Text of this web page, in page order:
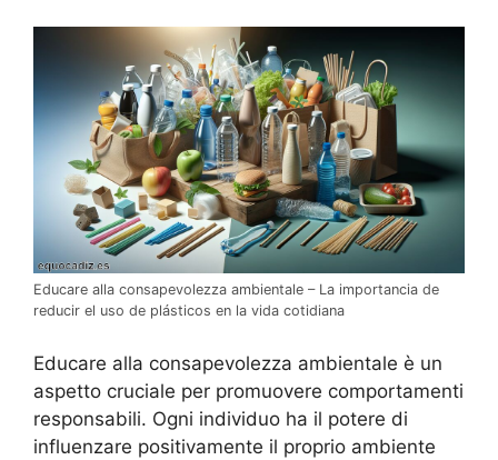
Educare alla consapevolezza ambientale – La importancia de
reducir el uso de plásticos en la vida cotidiana
Educare alla consapevolezza ambientale è un
aspetto cruciale per promuovere comportamenti
responsabili. Ogni individuo ha il potere di
influenzare positivamente il proprio ambiente